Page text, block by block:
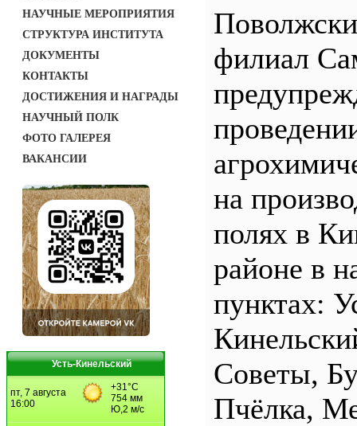
НАУЧНЫЕ МЕРОПРИЯТИЯ
СТРУКТУРА ИНСТИТУТА
ДОКУМЕНТЫ
КОНТАКТЫ
ДОСТИЖЕНИЯ И НАГРАДЫ
НАУЧНЫЙ ПОЛК
ФОТО ГАЛЕРЕЯ
ВАКАНСИИ
Усть-Кинельский
филиал
на
полях в
районе в
пунктах:
Советы,
Пчёлка,